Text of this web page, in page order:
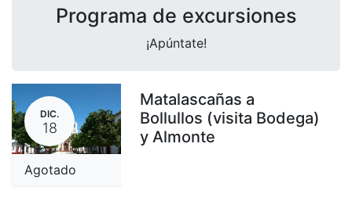
Programa de excursiones
¡Apúntate!
DIC.
18
Agotado
Matalascañas a
Bollullos (visita Bodega)
y Almonte